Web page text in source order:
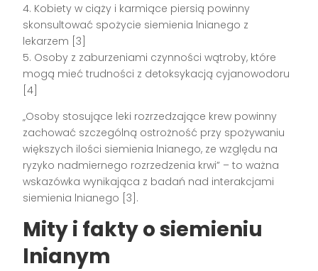
4. Kobiety w ciąży i karmiące piersią powinny
skonsultować spożycie siemienia lnianego z
lekarzem [3]
5. Osoby z zaburzeniami czynności wątroby, które
mogą mieć trudności z detoksykacją cyjanowodoru
[4]
„Osoby stosujące leki rozrzedzające krew powinny
zachować szczególną ostrożność przy spożywaniu
większych ilości siemienia lnianego, ze względu na
ryzyko nadmiernego rozrzedzenia krwi” – to ważna
wskazówka wynikająca z badań nad interakcjami
siemienia lnianego [3].
Mity i fakty o siemieniu
lnianym